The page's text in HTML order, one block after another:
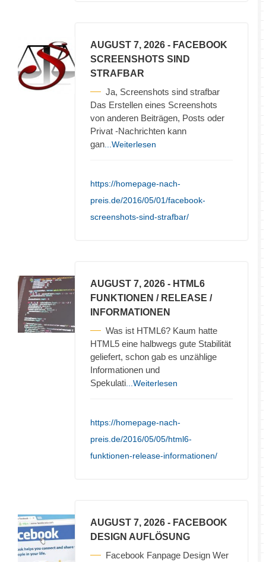
AUGUST 7, 2026 - FACEBOOK
SCREENSHOTS SIND
STRAFBAR
Ja, Screenshots sind strafbar
Das Erstellen eines Screenshots
von anderen Beiträgen, Posts oder
Privat -Nachrichten kann
gan ...Weiterlesen
https://homepage-nach-
preis.de/2016/05/01/facebook-
screenshots-sind-strafbar/
AUGUST 7, 2026 - HTML6
FUNKTIONEN / RELEASE /
INFORMATIONEN
Was ist HTML6? Kaum hatte
HTML5 eine halbwegs gute Stabilität
geliefert, schon gab es unzählige
Informationen und
Spekulati ...Weiterlesen
https://homepage-nach-
preis.de/2016/05/05/html6-
funktionen-release-informationen/
AUGUST 7, 2026 - FACEBOOK
DESIGN AUFLÖSUNG
Facebook Fanpage Design Wer